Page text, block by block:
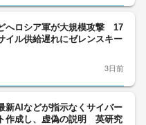
へロシア軍が大規模攻撃 17
ル供給遅れにゼレンスキー
3日前
新AIなどが指示なくサイバー
作成し、虚偽の説明 英研究